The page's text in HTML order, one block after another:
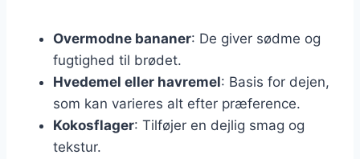
Overmodne bananer: De giver sødme og
fugtighed til brødet.
Hvedemel eller havremel: Basis for dejen,
som kan varieres alt efter præference.
Kokosflager: Tilføjer en dejlig smag og
tekstur.